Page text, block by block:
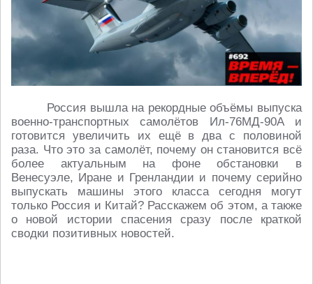
Россия вышла на рекордные объёмы выпуска
военно-транспортных самолётов Ил-76МД-90А и
готовится увеличить их ещё в два с половиной
раза. Что это за самолёт, почему он становится всё
более актуальным на фоне обстановки в
Венесуэле, Иране и Гренландии и почему серийно
выпускать машины этого класса сегодня могут
только Россия и Китай? Расскажем об этом, а также
о новой истории спасения сразу после краткой
сводки позитивных новостей.